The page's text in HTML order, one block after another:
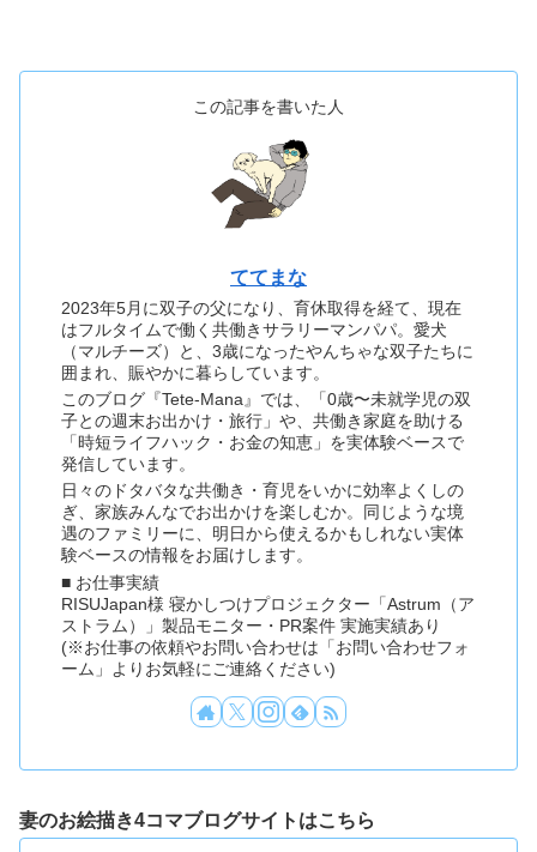
この記事を書いた人
ててまな
2023年5月に双子の父になり、育休取得を経て、現在
はフルタイムで働く共働きサラリーマンパパ。愛犬
（マルチーズ）と、3歳になったやんちゃな双子たちに
囲まれ、賑やかに暮らしています。
このブログ『Tete-Mana』では、「0歳〜未就学児の双
子との週末お出かけ・旅行」や、共働き家庭を助ける
「時短ライフハック・お金の知恵」を実体験ベースで
発信しています。
日々のドタバタな共働き・育児をいかに効率よくしの
ぎ、家族みんなでお出かけを楽しむか。同じような境
遇のファミリーに、明日から使えるかもしれない実体
験ベースの情報をお届けします。
■ お仕事実績
RISUJapan様 寝かしつけプロジェクター「Astrum（ア
ストラム）」製品モニター・PR案件 実施実績あり
(※お仕事の依頼やお問い合わせは「お問い合わせフォ
ーム」よりお気軽にご連絡ください)
妻のお絵描き4コマブログサイトはこちら